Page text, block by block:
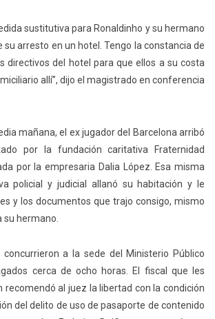
sustitutiva para Ronaldinho y su hermano
su arresto en un hotel. Tengo la constancia de
directivos del hotel para que ellos a su costa
allí”, dijo el magistrado en conferencia
mañana, el ex jugador del Barcelona arribó
por la fundación caritativa Fraternidad
por la empresaria Dalia López. Esa misma
policial y judicial allanó su habitación y le
y los documentos que trajo consigo, mismo
hermano.
concurrieron a la sede del Ministerio Público
cerca de ocho horas. El fiscal que les
recomendó al juez la libertad con la condición
del delito de uso de pasaporte de contenido